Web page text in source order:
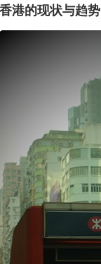
港的现状与趋势